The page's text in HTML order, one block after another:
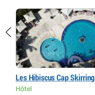
Les Hibiscus Cap Skirring
Hôtel